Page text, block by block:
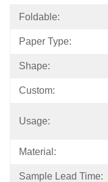
Foldable:
Paper Type:
Shape:
Custom:
Usage:
Material:
Sample Lead Time: